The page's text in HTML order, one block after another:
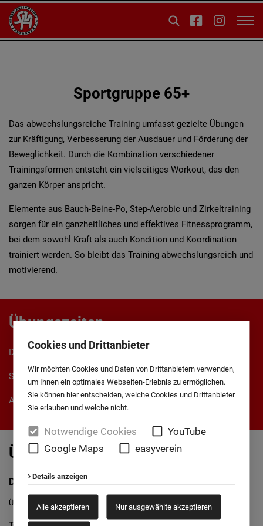
Cookies und Drittanbieter
Wir möchten Cookies und Daten von Drittanbietern verwenden,
um Ihnen ein optimales Webseiten-Erlebnis zu ermöglichen.
Sie können hier entscheiden, welche Cookies und Drittanbieter
Sie erlauben und welche nicht.
Notwendige Cookies
YouTube
Google Maps
easyverein
Details anzeigen
Alle akzeptieren Nur ausgewählte akzeptieren
Sportgruppe 65+
Das abwechslungsreiche Training umfasst gezielte Übungen
zur Kräftigung, Verbesserung der Ausdauer und Förderung der
Beweglichkeit. Durch die Kombination verschiedener
Trainingsformen entsteht ein vielseitiges Workout, das den
ganzen Körper anspricht.
Elemente aus Bauch-Beine-Po, Step-Aerobic und Zirkeltraining
sorgen für ein ganzheitliches und effektives Fitnessprogramm,
bei dem sowohl Kraft als auch Kondition und Koordination
trainiert werden. So bleibt das Training abwechslungsreich und
motivierend.
Übungszeiten
Donnerstags 18:00 - 19:00 Uhr
Sporthalle Bonifatius-Förderzentrum
Alter: 65+ Jahre
Übungsleiterin
Doris Baggeröhr
Übungsleiterin Sportgruppe 65+
Telefon: 0176 97734440